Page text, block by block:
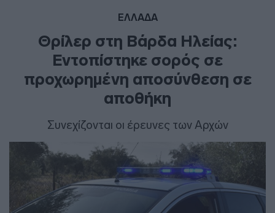
ΕΛΛΑΔΑ
Θρίλερ στη Βάρδα Ηλείας:
Εντοπίστηκε σορός σε
προχωρημένη αποσύνθεση σε
αποθήκη
Συνεχίζονται οι έρευνες των Αρχών